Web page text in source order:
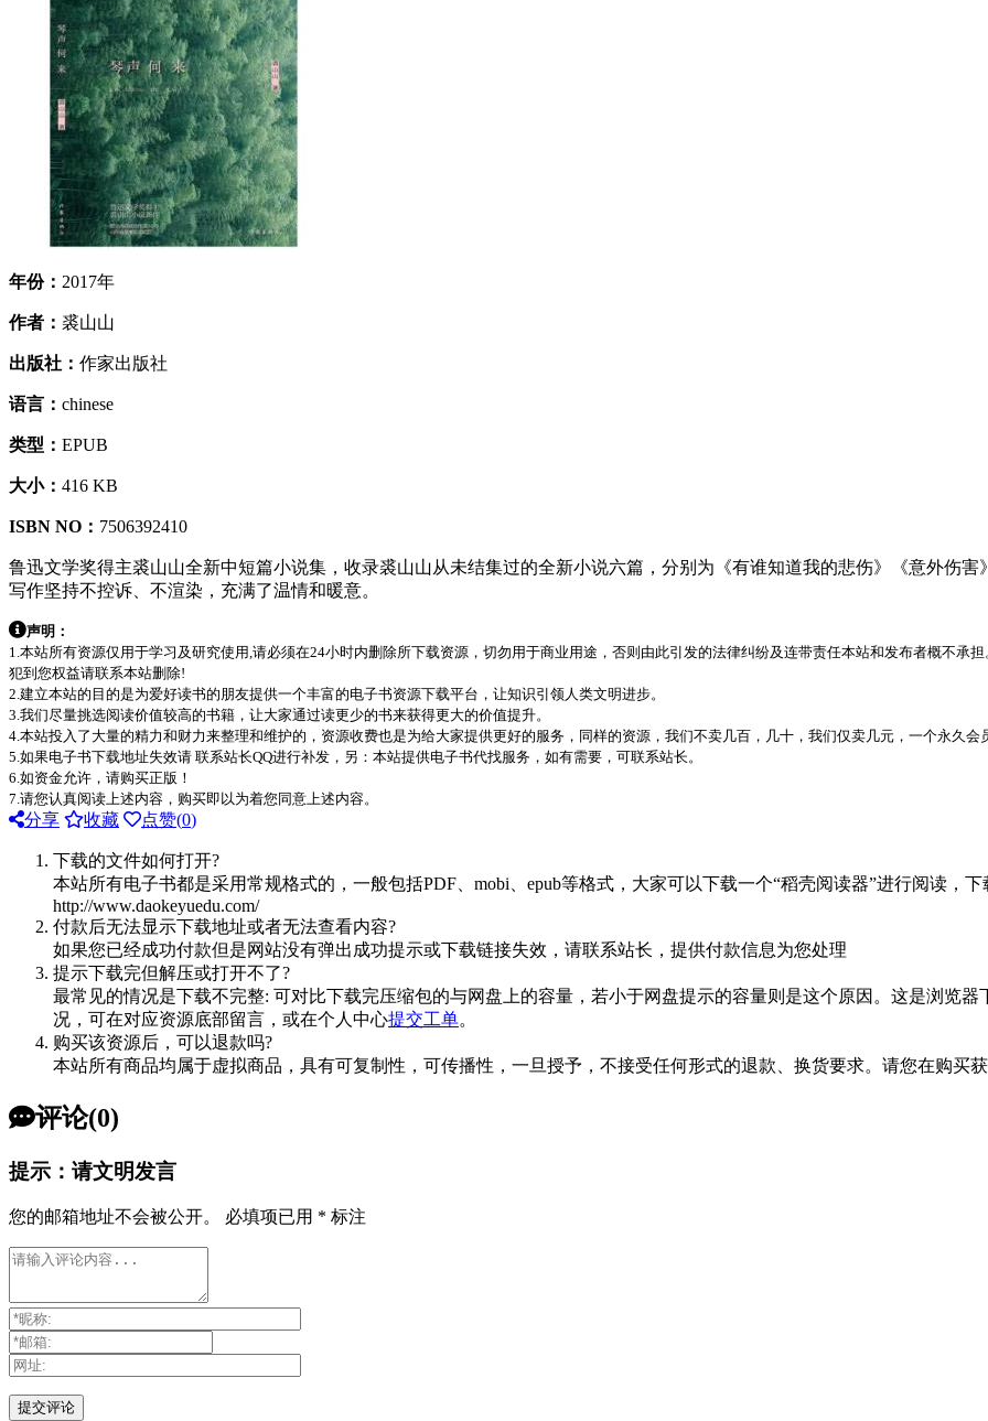
年份： 2017年
作者： 裘山山
出版社： 作家出版社
语言： chinese
类型： EPUB
大小： 416 KB
ISBN NO： 7506392410
鲁迅文学奖得主裘山山全新中短篇小说集，收录裘山山从未结集过的全新小说六篇，分别为《有谁知道我的悲伤》《意外伤
写作坚持不控诉、不渲染，充满了温情和暖意。
声明：
1.本站所有资源仅用于学习及研究使用,请必须在24小时内删除所下载资源，切勿用于商业用途，否则由此引发的法律纠纷及连带责任本站和发布者概不承
犯到您权益请联系本站删除!
2.建立本站的目的是为爱好读书的朋友提供一个丰富的电子书资源下载平台，让知识引领人类文明进步。
3.我们尽量挑选阅读价值较高的书籍，让大家通过读更少的书来获得更大的价值提升。
4.本站投入了大量的精力和财力来整理和维护的，资源收费也是为给大家提供更好的服务，同样的资源，我们不卖几百，几十，我们仅卖几元，一个永久会
5.如果电子书下载地址失效请 联系站长QQ进行补发，另：本站提供电子书代找服务，如有需要，可联系站长。
6.如资金允许，请购买正版！
7.请您认真阅读上述内容，购买即以为着您同意上述内容。
分享 收藏 点赞(0)
下载的文件如何打开?
本站所有电子书都是采用常规格式的，一般包括PDF、mobi、epub等格式，大家可以下载一个“稻壳阅读器”进行阅读，
http://www.daokeyuedu.com/
付款后无法显示下载地址或者无法查看内容?
如果您已经成功付款但是网站没有弹出成功提示或下载链接失效，请联系站长，提供付款信息为您处理
提示下载完但解压或打开不了?
最常见的情况是下载不完整: 可对比下载完压缩包的与网盘上的容量，若小于网盘提示的容量则是这个原因。这是浏览
况，可在对应资源底部留言，或在个人中心提交工单。
购买该资源后，可以退款吗?
本站所有商品均属于虚拟商品，具有可复制性，可传播性，一旦授予，不接受任何形式的退款、换货要求。请您在购买
评论(0)
提示：请文明发言
您的邮箱地址不会被公开。 必填项已用 * 标注